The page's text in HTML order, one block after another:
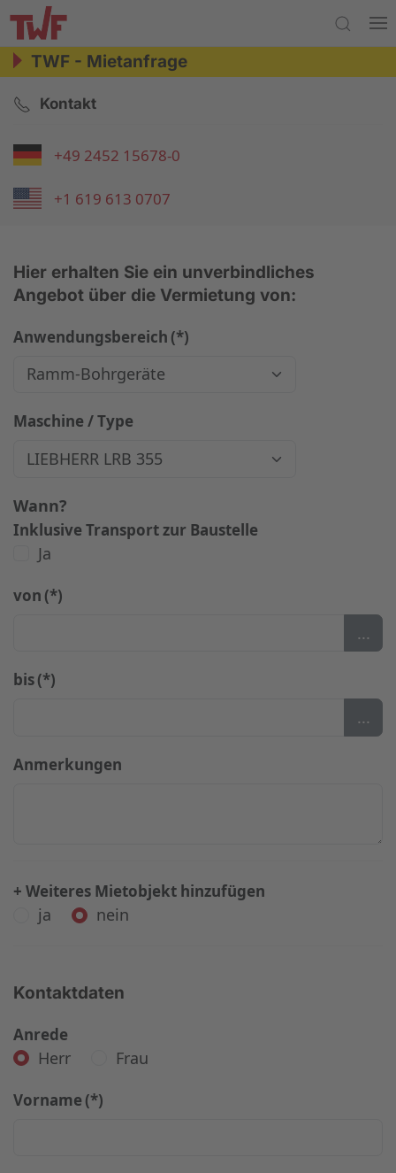
TWF - Mietanfrage
Kontakt
+49 2452 15678-0
+1 619 613 0707
Hier erhalten Sie ein unverbindliches
Angebot über die Vermietung von:
Anwendungsbereich (*)
Maschine / Type
Wann?
Inklusive Transport zur Baustelle
Ja
von (*)
...
bis(*)
...
Anmerkungen
+ Weiteres Mietobjekt hinzufügen
ja nein
Kontaktdaten
Anrede
Herr Frau
Vorname (*)